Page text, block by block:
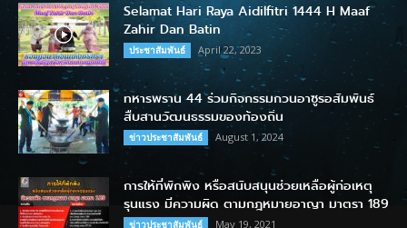
Selamat Hari Raya Aidilfitri 1444 H Maaf
Zahir Dan Batin
ประชาสัมพันธ์ April 22, 2023
ทหารพราน 44 ร่วมกิจกรรมกวนอาซูรอสัมพันธ์
สืบสานวัฒนธรรมของท้องถิ่น
ข่าวประชาสัมพันธ์ August 1, 2024
การให้ที่พักพิง หรือสนับสนุนช่วยเหลือผู้ก่อเหตุ
รุนแรง มีความผิด ตามกฎหมายอาญา มาตรา 189
ข่าวประชาสัมพันธ์ May 19, 2021